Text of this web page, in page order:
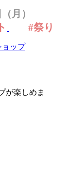
月）
#祭り
が楽しめま